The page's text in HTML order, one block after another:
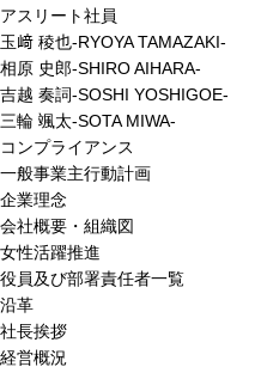
アスリート社員
玉﨑 稜也-RYOYA TAMAZAKI-
相原 史郎-SHIRO AIHARA-
吉越 奏詞-SOSHI YOSHIGOE-
三輪 颯太-SOTA MIWA-
コンプライアンス
一般事業主行動計画
企業理念
会社概要・組織図
女性活躍推進
役員及び部署責任者一覧
沿革
社長挨拶
経営概況